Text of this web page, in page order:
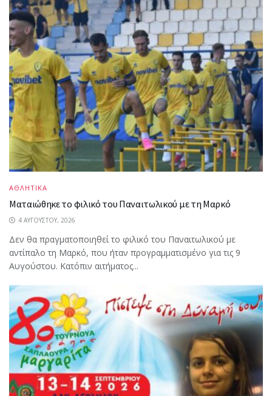
ΑΘΛΗΤΙΚΑ
Ματαιώθηκε το φιλικό του Παναιτωλικού με τη Μαρκό
4 ΑΥΓΟΎΣΤΟΥ, 2026
Δεν θα πραγματοποιηθεί το φιλικό του Παναιτωλικού με
αντίπαλο τη Μαρκό, που ήταν προγραμματισμένο για τις 9
Αυγούστου. Κατόπιν αιτήματος...